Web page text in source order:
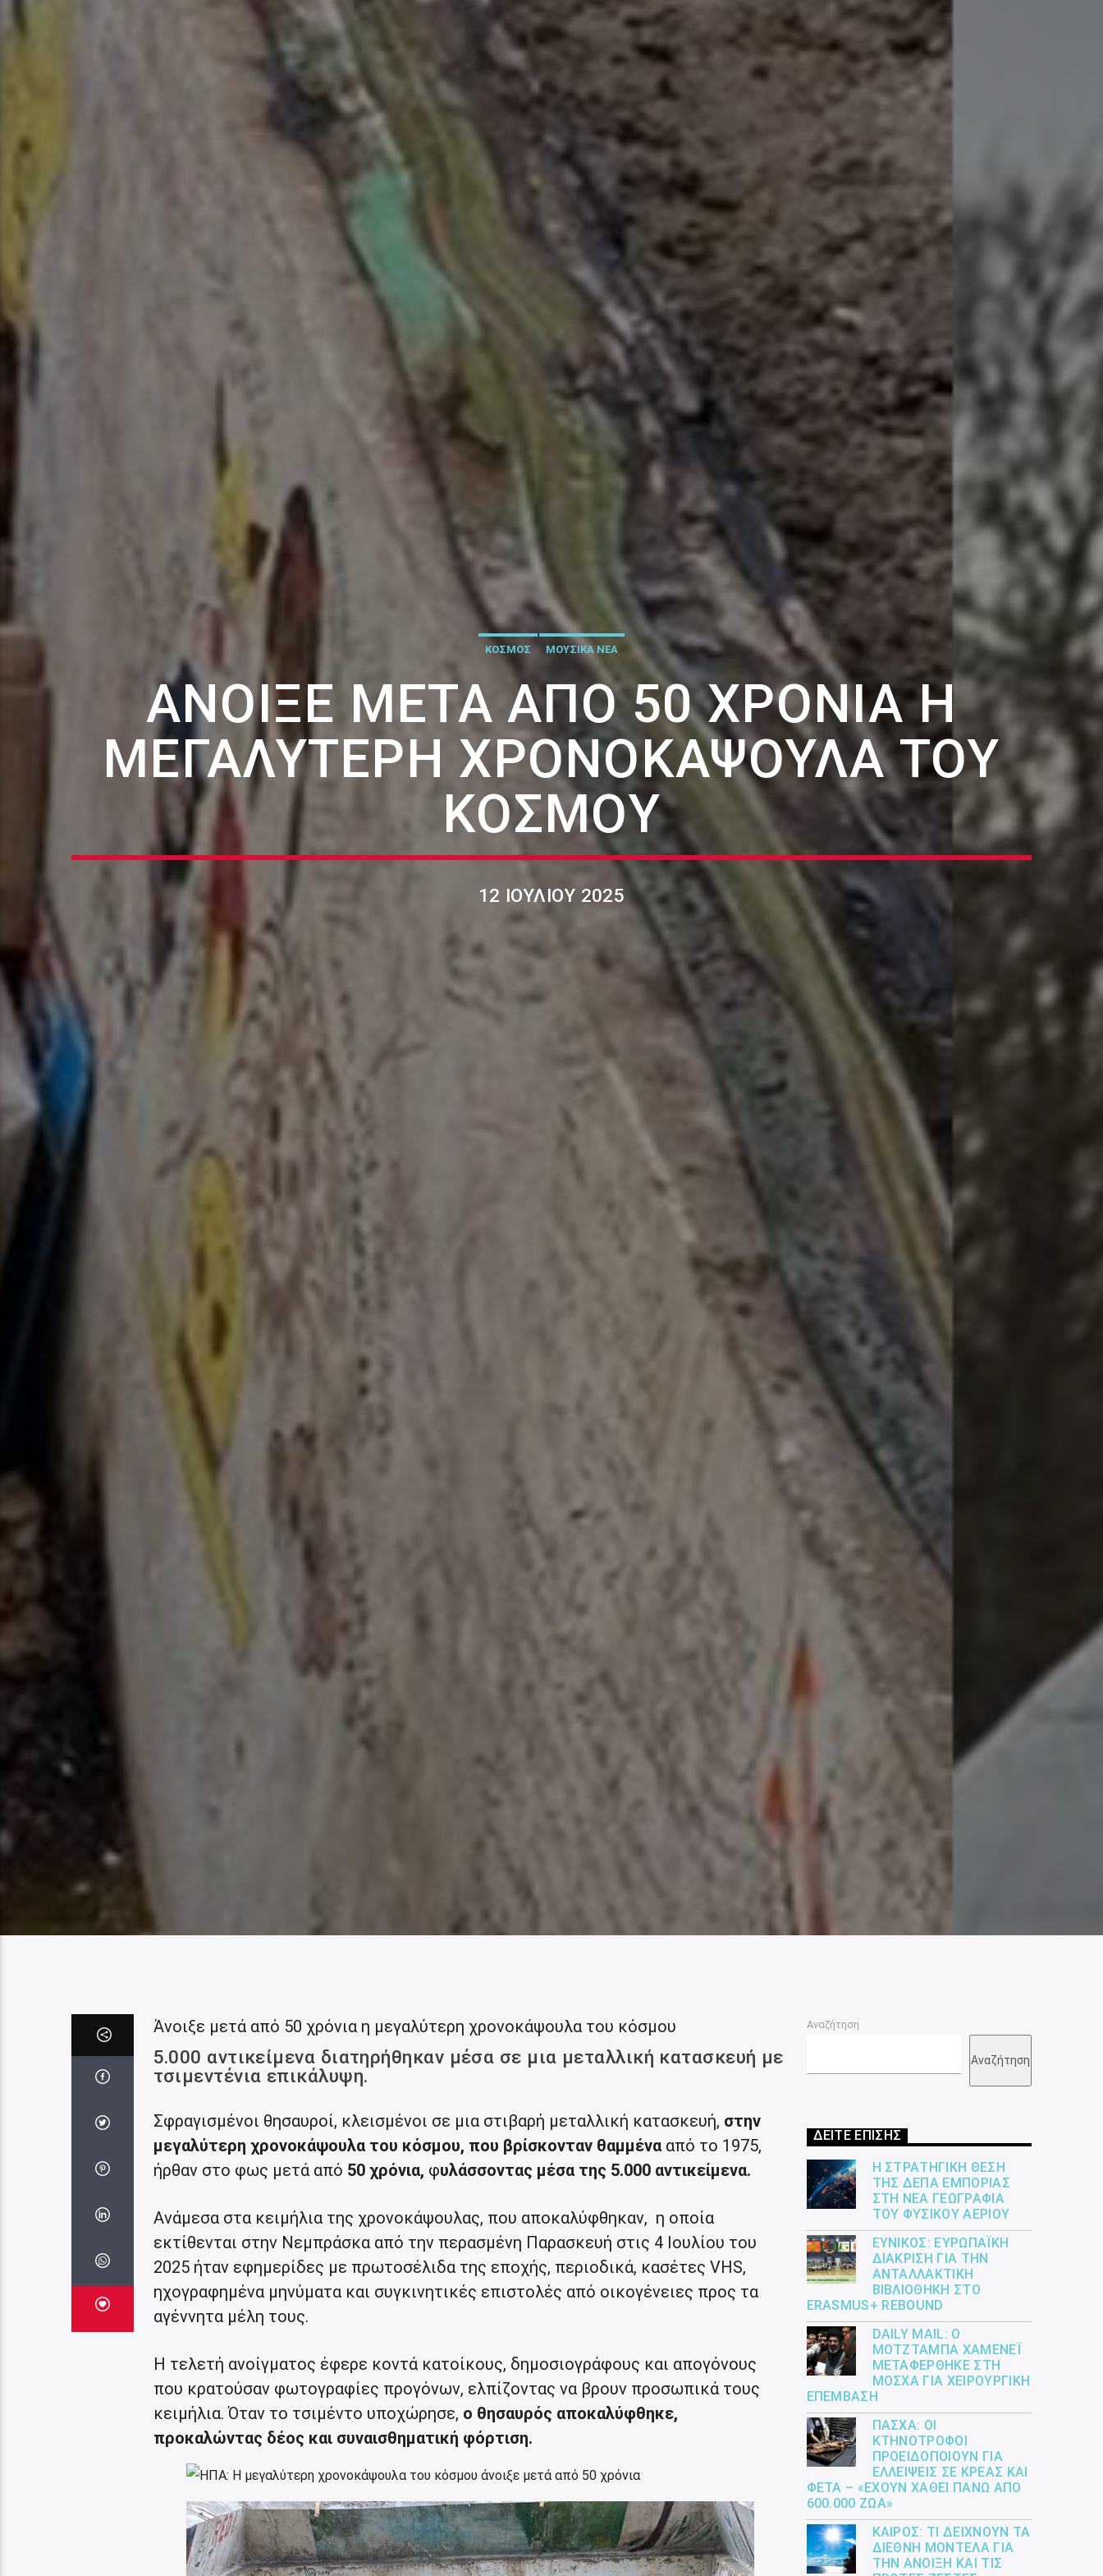
ΚΟΣΜΟΣ ΜΟΥΣΙΚΑ ΝΕΑ
ΆΝΟΙΞΕ ΜΕΤΆ ΑΠΌ 50 ΧΡΌΝΙΑ Η
ΜΕΓΑΛΎΤΕΡΗ ΧΡΟΝΟΚΆΨΟΥΛΑ ΤΟΥ
ΚΌΣΜΟΥ
12 ΙΟΥΛΊΟΥ 2025
Άνοιξε μετά από 50 χρόνια η μεγαλύτερη χρονοκάψουλα του κόσμου
5.000 αντικείμενα διατηρήθηκαν μέσα σε μια μεταλλική κατασκευή με
τσιμεντένια επικάλυψη.
Σφραγισμένοι θησαυροί, κλεισμένοι σε μια στιβαρή μεταλλική κατασκευή, στην
μεγαλύτερη χρονοκάψουλα του κόσμου, που βρίσκονταν θαμμένα από το 1975,
ήρθαν στο φως μετά από 50 χρόνια, φυλάσσοντας μέσα της 5.000 αντικείμενα.
Ανάμεσα στα κειμήλια της χρονοκάψουλας, που αποκαλύφθηκαν, η οποία
εκτίθενται στην Νεμπράσκα από την περασμένη Παρασκευή στις 4 Ιουλίου του
2025 ήταν εφημερίδες με πρωτοσέλιδα της εποχής, περιοδικά, κασέτες VHS,
ηχογραφημένα μηνύματα και συγκινητικές επιστολές από οικογένειες προς τα
αγέννητα μέλη τους.
Η τελετή ανοίγματος έφερε κοντά κατοίκους, δημοσιογράφους και απογόνους
που κρατούσαν φωτογραφίες προγόνων, ελπίζοντας να βρουν προσωπικά τους
κειμήλια. Όταν το τσιμέντο υποχώρησε, ο θησαυρός αποκαλύφθηκε,
προκαλώντας δέος και συναισθηματική φόρτιση.
Αναζήτηση
Αναζήτηση
ΔΕΙΤΕ ΕΠΙΣΗΣ
Η ΣΤΡΑΤΗΓΙΚΉ ΘΈΣΗ
ΤΗΣ ΔΕΠΑ ΕΜΠΟΡΊΑΣ
ΣΤΗ ΝΈΑ ΓΕΩΓΡΑΦΊΑ
ΤΟΥ ΦΥΣΙΚΟΎ ΑΕΡΊΟΥ
ΕΎΝΙΚΟΣ: ΕΥΡΩΠΑΪΚΉ
ΔΙΆΚΡΙΣΗ ΓΙΑ ΤΗΝ
ΑΝΤΑΛΛΑΚΤΙΚΉ
ΒΙΒΛΙΟΘΉΚΗ ΣΤΟ
ERASMUS+ REBOUND
DAILY MAIL: Ο
ΜΟΤΖΤΆΜΠΑ ΧΑΜΕΝΕΪ́
ΜΕΤΑΦΈΡΘΗΚΕ ΣΤΗ
ΜΌΣΧΑ ΓΙΑ ΧΕΙΡΟΥΡΓΙΚΉ
ΕΠΈΜΒΑΣΗ
ΠΆΣΧΑ: ΟΙ
ΚΤΗΝΟΤΡΌΦΟΙ
ΠΡΟΕΙΔΟΠΟΙΟΎΝ ΓΙΑ
ΕΛΛΕΊΨΕΙΣ ΣΕ ΚΡΈΑΣ ΚΑΙ
ΦΈΤΑ – «ΈΧΟΥΝ ΧΑΘΕΊ ΠΆΝΩ ΑΠΌ
600.000 ΖΏΑ»
ΚΑΙΡΌΣ: ΤΙ ΔΕΊΧΝΟΥΝ ΤΑ
ΔΙΕΘΝΉ ΜΟΝΤΈΛΑ ΓΙΑ
ΤΗΝ ΆΝΟΙΞΗ ΚΑΙ ΤΙΣ